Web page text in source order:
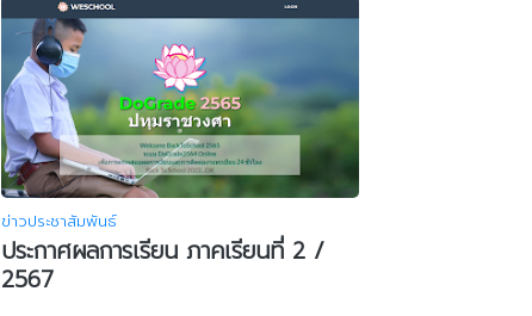
ข่าวประชาสัมพันธ์
ประกาศผลการเรียน ภาคเรียนที่ 2 /
2567